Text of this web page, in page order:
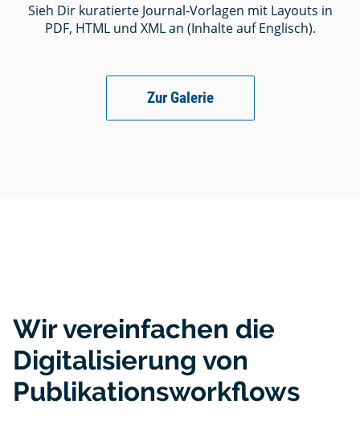
Sieh Dir kuratierte Journal-Vorlagen mit Layouts in
PDF, HTML und XML an (Inhalte auf Englisch).
Zur Galerie
Wir vereinfachen die
Digitalisierung von
Publikationsworkflows